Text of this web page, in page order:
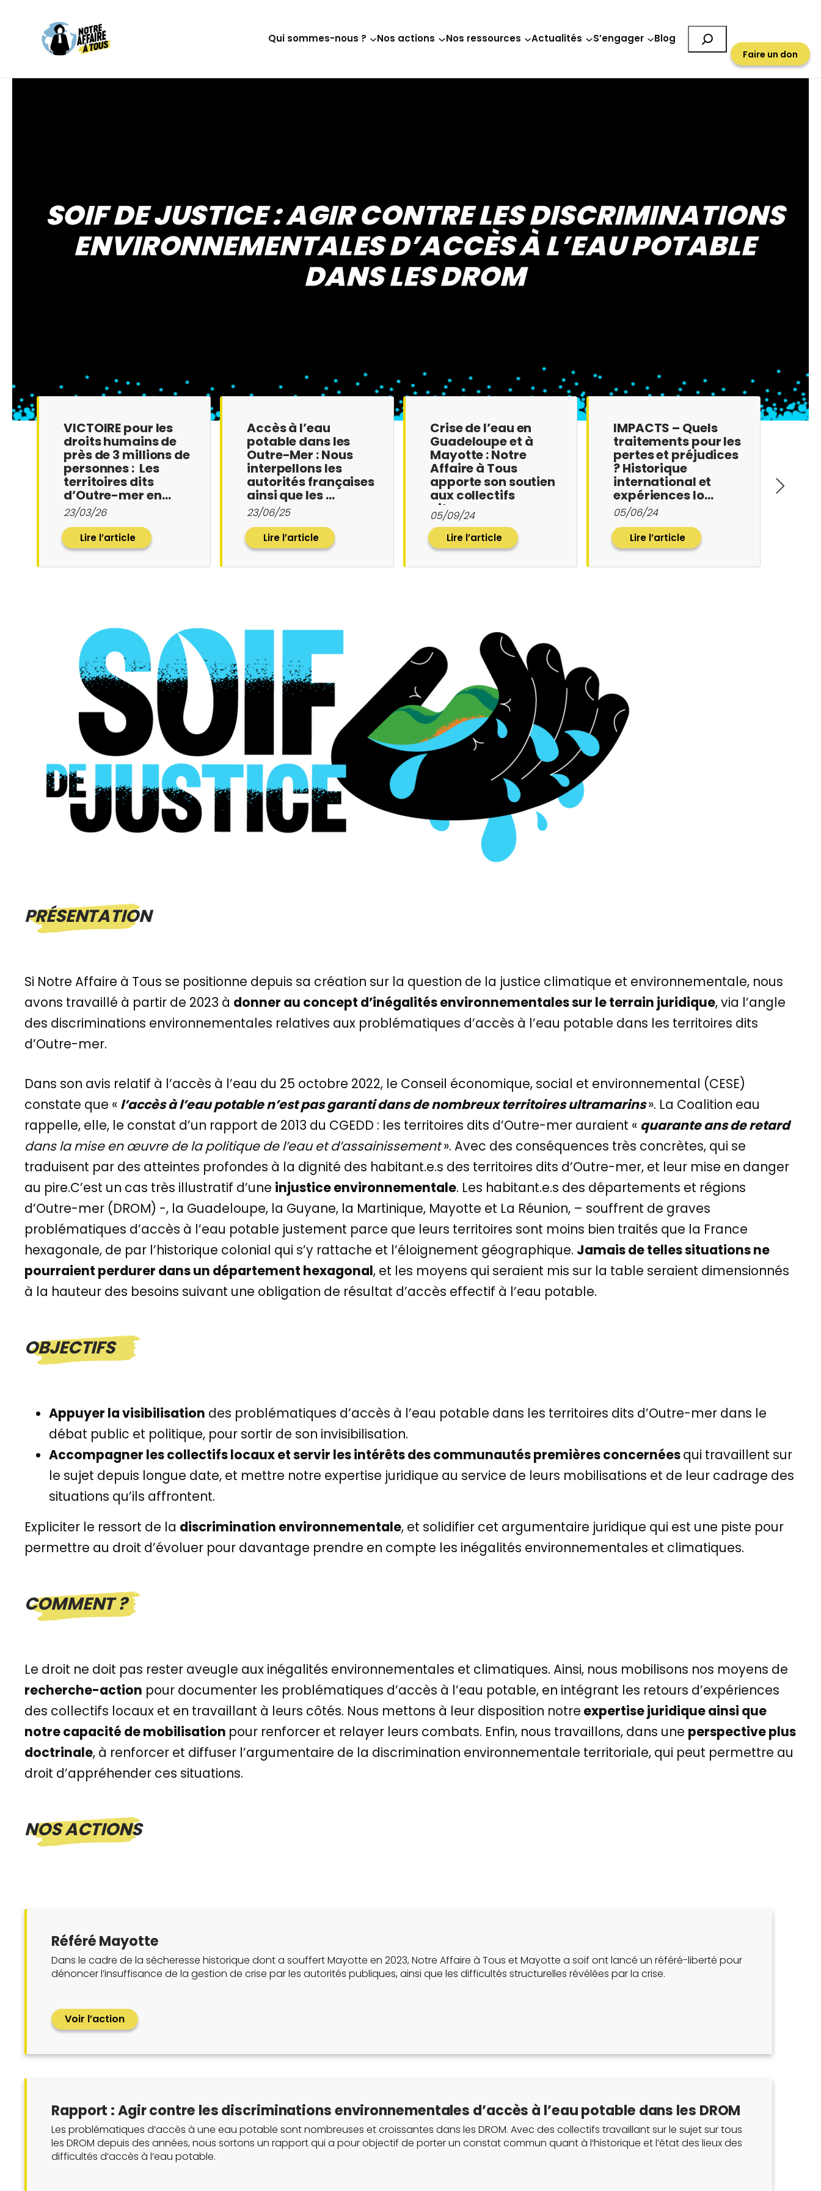
Qui sommes-nous ? Nos actions Nos ressources Actualités S’engager Blog
Faire un don
SOIF DE JUSTICE : AGIR CONTRE LES DISCRIMINATIONS
ENVIRONNEMENTALES D’ACCÈS À L’EAU POTABLE
DANS LES DROM
VICTOIRE pour les
droits humains de
près de 3 millions de
personnes : Les
territoires dits
d’Outre-mer en…
23/03/26
Lire l’article
Accès à l’eau
potable dans les
Outre-Mer : Nous
interpellons les
autorités françaises
ainsi que les …
23/06/25
Lire l’article
Crise de l’eau en
Guadeloupe et à
Mayotte : Notre
Affaire à Tous
apporte son soutien
aux collectifs
citoye…
05/09/24
Lire l’article
IMPACTS – Quels
traitements pour les
pertes et préjudices
? Historique
international et
expériences lo…
05/06/24
Lire l’article
PRÉSENTATION
Si Notre Affaire à Tous se positionne depuis sa création sur la question de la justice climatique et environnementale, nous
avons travaillé à partir de 2023 à donner au concept d’inégalités environnementales sur le terrain juridique, via l’angle
des discriminations environnementales relatives aux problématiques d’accès à l’eau potable dans les territoires dits
d’Outre-mer.
Dans son avis relatif à l’accès à l’eau du 25 octobre 2022, le Conseil économique, social et environnemental (CESE)
constate que « l’accès à l’eau potable n’est pas garanti dans de nombreux territoires ultramarins». La Coalition eau
rappelle, elle, le constat d’un rapport de 2013 du CGEDD : les territoires dits d’Outre-mer auraient « quarante ans de retard
dans la mise en œuvre de la politique de l’eau et d’assainissement». Avec des conséquences très concrètes, qui se
traduisent par des atteintes profondes à la dignité des habitant.e.s des territoires dits d’Outre-mer, et leur mise en danger
au pire.C’est un cas très illustratif d’une injustice environnementale. Les habitant.e.s des départements et régions
d’Outre-mer (DROM) -, la Guadeloupe, la Guyane, la Martinique, Mayotte et La Réunion, – souffrent de graves
problématiques d’accès à l’eau potable justement parce que leurs territoires sont moins bien traités que la France
hexagonale, de par l’historique colonial qui s’y rattache et l’éloignement géographique. Jamais de telles situations ne
pourraient perdurer dans un département hexagonal, et les moyens qui seraient mis sur la table seraient dimensionnés
à la hauteur des besoins suivant une obligation de résultat d’accès effectif à l’eau potable.
OBJECTIFS
Appuyer la visibilisation des problématiques d’accès à l’eau potable dans les territoires dits d’Outre-mer dans le
débat public et politique, pour sortir de son invisibilisation.
Accompagner les collectifs locaux et servir les intérêts des communautés premières concernéesqui travaillent sur
le sujet depuis longue date, et mettre notre expertise juridique au service de leurs mobilisations et de leur cadrage des
situations qu’ils affrontent.
Expliciter le ressort de la discrimination environnementale, et solidifier cet argumentaire juridique qui est une piste pour
permettre au droit d’évoluer pour davantage prendre en compte les inégalités environnementales et climatiques.
COMMENT ?
Le droit ne doit pas rester aveugle aux inégalités environnementales et climatiques. Ainsi, nous mobilisons nos moyens de
recherche-action pour documenter les problématiques d’accès à l’eau potable, en intégrant les retours d’expériences
des collectifs locaux et en travaillant à leurs côtés. Nous mettons à leur disposition notre expertise juridique ainsi que
notre capacité de mobilisation pour renforcer et relayer leurs combats. Enfin, nous travaillons, dans une perspective plus
doctrinale, à renforcer et diffuser l’argumentaire de la discrimination environnementale territoriale, qui peut permettre au
droit d’appréhender ces situations.
NOS ACTIONS
Référé Mayotte
Dans le cadre de la sécheresse historique dont a souffert Mayotte en 2023, Notre Affaire à Tous et Mayotte a soif ont lancé un référé-liberté pour
dénoncer l’insuffisance de la gestion de crise par les autorités publiques, ainsi que les difficultés structurelles révélées par la crise.
Voir l’action
Rapport : Agir contre les discriminations environnementales d’accès à l’eau potable dans les DROM
Les problématiques d’accès à une eau potable sont nombreuses et croissantes dans les DROM. Avec des collectifs travaillant sur le sujet sur tous
les DROM depuis des années, nous sortons un rapport qui a pour objectif de porter un constat commun quant à l’historique et l’état des lieux des
difficultés d’accès à l’eau potable.